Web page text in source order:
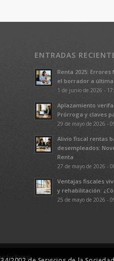
ENTRADAS
Renta 2025:
el borrador a
1 de junio de 2026 -
Aplazamiento
Prórroga y claves
29 de mayo de 2026 -
Alivio fiscal rentas
desempleados:
Renta
27 de mayo de 2026 -
Ventajas fiscales
y rehabilitación:
25 de mayo de 2026 -
by Kriesi